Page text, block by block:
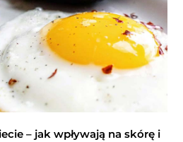
– jak wpływają na skórę i